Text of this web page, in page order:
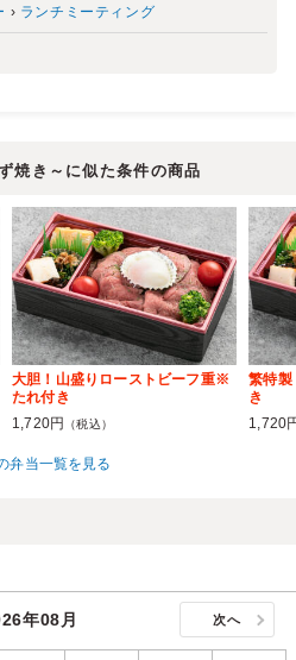
› ランチミーティング
焼き～に似た条件の商品
大胆！山盛りローストビーフ重※
たれ付き
1,720円
（税込）
繁特
き
1,720
弁当一覧を見る
年08月 次へ